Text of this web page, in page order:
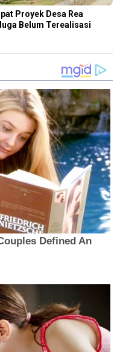
Proyek Desa Rea
Belum Terealisasi